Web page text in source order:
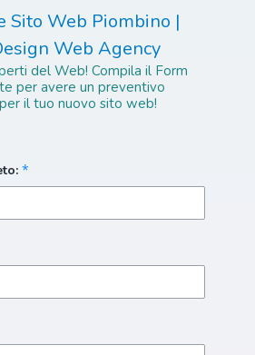
Sito Web Piombino |
Web Agency
del Web! Compila il Form
per avere un preventivo
il tuo nuovo sito web!
*